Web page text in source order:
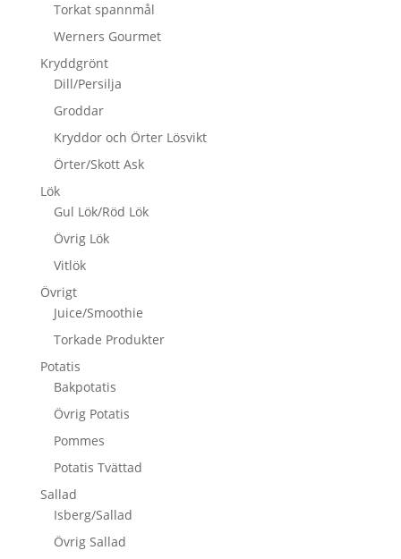
Torkat spannmål
Werners Gourmet
Kryddgrönt
Dill/Persilja
Groddar
Kryddor och Örter Lösvikt
Örter/Skott Ask
Lök
Gul Lök/Röd Lök
Övrig Lök
Vitlök
Övrigt
Juice/Smoothie
Torkade Produkter
Potatis
Bakpotatis
Övrig Potatis
Pommes
Potatis Tvättad
Sallad
Isberg/Sallad
Övrig Sallad